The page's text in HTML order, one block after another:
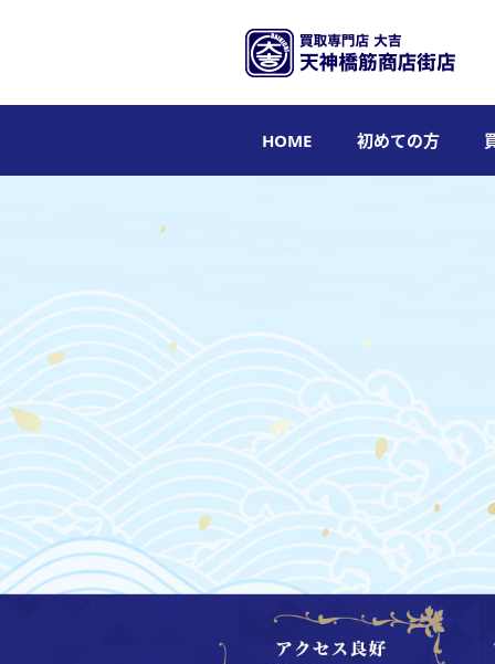
HOME 初めての方